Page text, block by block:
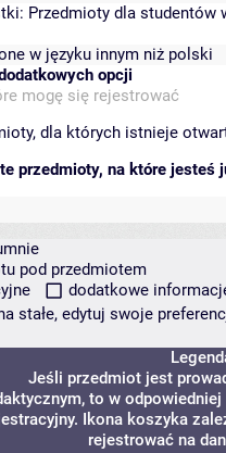
Przedmioty dla studentów
w języku innym niż polski
opcji
mogę się rejestrować
dla których istnieje
przedmioty, na które jesteś
pod przedmiotem
dodatkowe
stałe, edytuj swoje
Jeśli przedmiot jest
to w
Ikona koszyka
rejestrować na